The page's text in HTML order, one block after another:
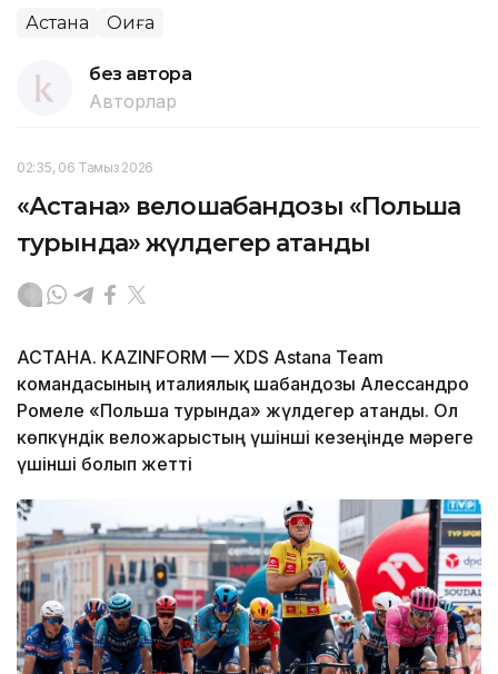
Астана Оқиға
без автора
Авторлар
02:35, 06 Тамыз 2026
«Астана» велошабандозы «Польша
турында» жүлдегер атанды
АСТАНА. KAZINFORM — XDS Astana Team
командасының италиялық шабандозы Алессандро
Ромеле «Польша турында» жүлдегер атанды. Ол
көпкүндік веложарыстың үшінші кезеңінде мәреге
үшінші болып жетті